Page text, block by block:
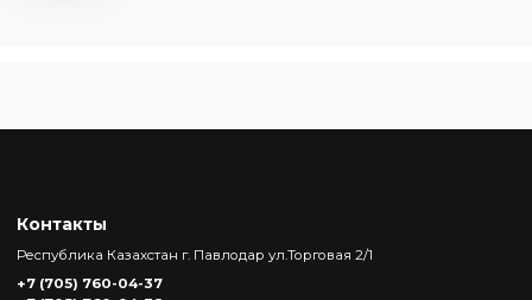
Контакты
Республика Казахстан г. Павлодар ул.Торговая 2/1
+7 (705) 760-04-37